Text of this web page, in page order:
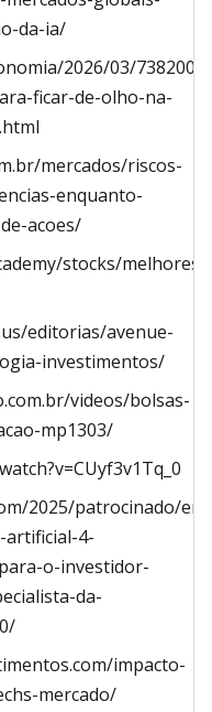
da-ia/
2026/03/7382000-
ficar-de-olho-na-
mercados/riscos-
enquanto-
acoes/
stocks/melhores-
editorias/avenue-
investimentos/
videos/bolsas-
mp1303/
2025/patrocinado/
artificial-4-
o-investidor-
da-
impacto-
mercado/